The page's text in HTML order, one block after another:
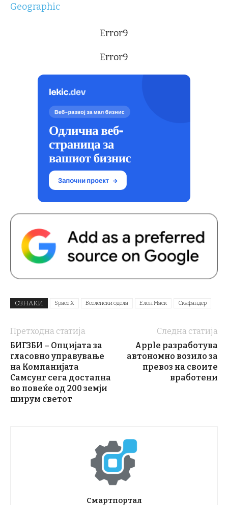
Geographic
Error9
Error9
ОЗНАКИ Space X Вселенски одела Елон Маск Скафандер
Претходна статија
БИГЗБИ – Опцијата за
гласовно управување
на Компанијата
Самсунг сега достапна
во повеќе од 200 земји
ширум светот
Следна статија
Apple разработува
автономно возило за
превоз на своите
вработени
Смартпортал